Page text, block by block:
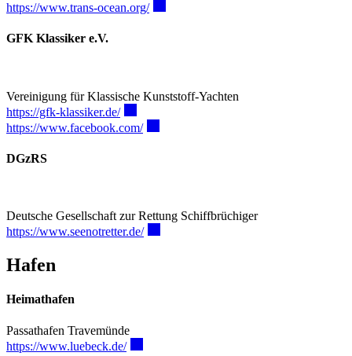
https://www.trans-ocean.org/
GFK Klassiker e.V.
Vereinigung für Klassische Kunststoff-Yachten
https://gfk-klassiker.de/
https://www.facebook.com/
DGzRS
Deutsche Gesellschaft zur Rettung Schiffbrüchiger
https://www.seenotretter.de/
Hafen
Heimathafen
Passathafen Travemünde
https://www.luebeck.de/